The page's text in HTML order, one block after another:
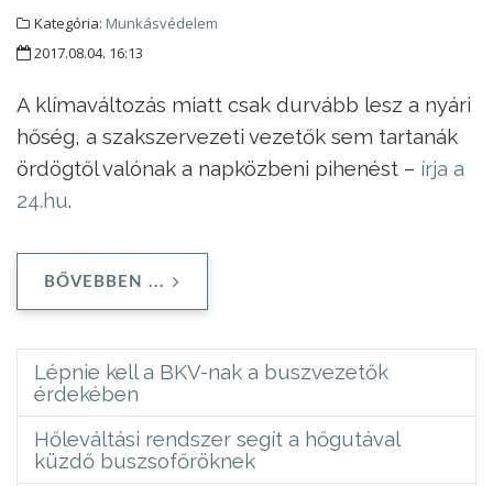
Kategória: Munkásvédelem
2017.08.04. 16:13
A klímaváltozás miatt csak durvább lesz a nyári
hőség, a szakszervezeti vezetők sem tartanák
ördögtől valónak a napközbeni pihenést – írja a
24.hu.
BŐVEBBEN ...
Lépnie kell a BKV-nak a buszvezetők
érdekében
Hőleváltási rendszer segít a hőgutával
küzdő buszsofőröknek